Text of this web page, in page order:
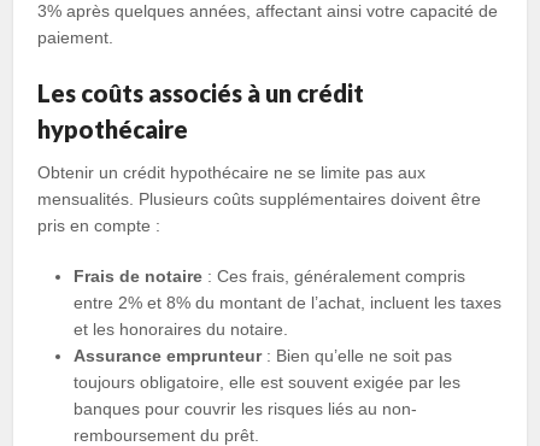
3% après quelques années, affectant ainsi votre capacité de
paiement.
Les coûts associés à un crédit
hypothécaire
Obtenir un crédit hypothécaire ne se limite pas aux
mensualités. Plusieurs coûts supplémentaires doivent être
pris en compte :
Frais de notaire : Ces frais, généralement compris
entre 2% et 8% du montant de l’achat, incluent les taxes
et les honoraires du notaire.
Assurance emprunteur: Bien qu’elle ne soit pas
toujours obligatoire, elle est souvent exigée par les
banques pour couvrir les risques liés au non-
remboursement du prêt.